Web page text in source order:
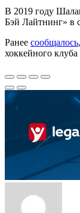
В 2019 году
Бэй Лайтнинг» в
Ранее сообщалось
хоккейного